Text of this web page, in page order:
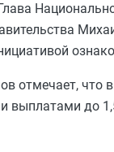
отмечает, что
выплатами до